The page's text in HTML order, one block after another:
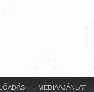
MÉDIAAJÁNLAT